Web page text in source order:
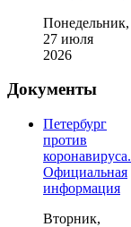
Понедельник,
27 июля
2026
Документы
Петербург
против
коронавируса.
Официальная
информация
Вторник,